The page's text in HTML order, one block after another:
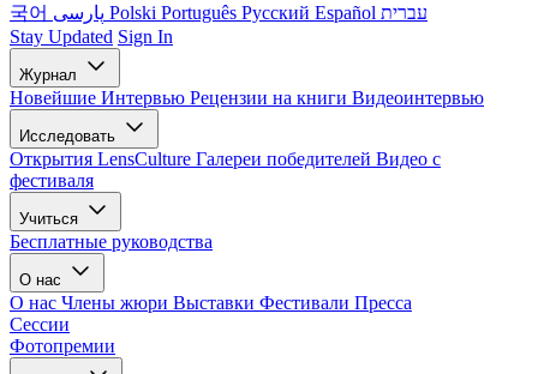
국어
Polski Português Русский Español עברית
Stay Updated Sign In
Журнал
Новейшие Интервью Рецензии на книги Видеоинтервью
Исследовать
Открытия LensCulture Галереи победителей Видео с
фестиваля
Учиться
Бесплатные руководства
О нас
О нас Члены жюри Выставки Фестивали Пресса
Сессии
Фотопремии